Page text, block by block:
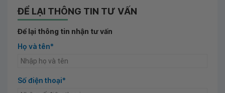
ĐỂ LẠI THÔNG TIN TƯ VẤN
Để lại thông tin nhận tư vấn
Họ và tên*
Số điện thoại*